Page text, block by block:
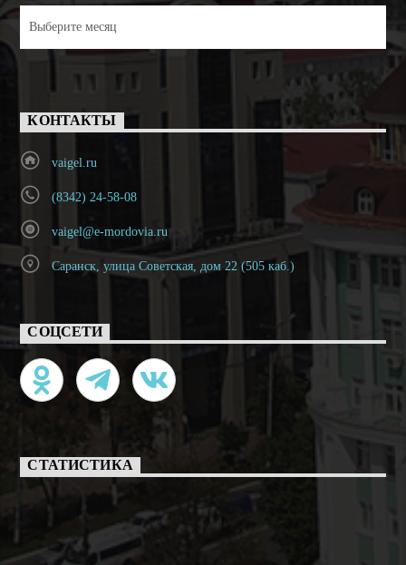
КОНТАКТЫ
vaigel.ru
(8342) 24-58-08
vaigel@e-mordovia.ru
Саранск, улица Советская, дом 22 (505 каб.)
СОЦСЕТИ
СТАТИСТИКА